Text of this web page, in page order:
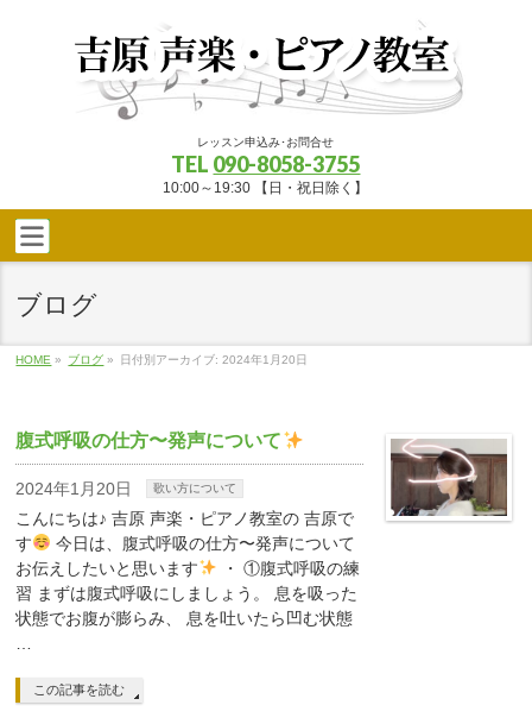
レッスン申込み･お問合せ
TEL 090-8058-3755
10:00～19:30 【日・祝日除く】
ブログ
HOME » ブログ » 日付別アーカイブ: 2024年1月20日
腹式呼吸の仕方〜発声について
2024年1月20日 歌い方について
こんにちは♪ 吉原 声楽・ピアノ教室の 吉原で
す
今日は、腹式呼吸の仕方〜発声について
お伝えしたいと思います
・ ①腹式呼吸の練
習 まずは腹式呼吸にしましょう。 息を吸った
状態でお腹が膨らみ、 息を吐いたら凹む状態
この記事を読む